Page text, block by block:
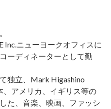
Inc.ニューヨークオフィスに
ーディネーターとして勤
独立、Mark Higashino
、アメリカ、イギリス等の
た、音楽、映画、ファッシ